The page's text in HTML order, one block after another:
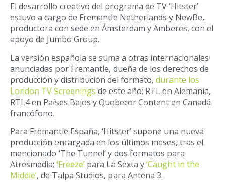
El desarrollo creativo del programa de TV ‘Hitster’
estuvo a cargo de Fremantle Netherlands y NewBe,
productora con sede en Ámsterdam y Amberes, con el
apoyo de Jumbo Group.
La versión española se suma a otras internacionales
anunciadas por Fremantle, dueña de los derechos de
producción y distribución del formato, durante los
London TV Screenings de este año: RTL en Alemania,
RTL4 en Países Bajos y Quebecor Content en Canadá
francófono.
Para Fremantle España, ‘Hitster’ supone una nueva
producción encargada en los últimos meses, tras el
mencionado ‘The Tunnel’ y dos formatos para
Atresmedia: ‘Freeze’ para La Sexta y‘Caught in the
Middle’, de Talpa Studios, para Antena 3.